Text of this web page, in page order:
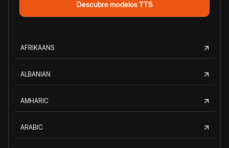
Descubre modelos TTS
AFRIKAANS
ALBANIAN
AMHARIC
ARABIC